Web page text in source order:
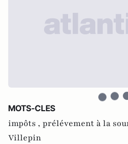
MOTS-CLES
impôts , prélévement à la
Villepin